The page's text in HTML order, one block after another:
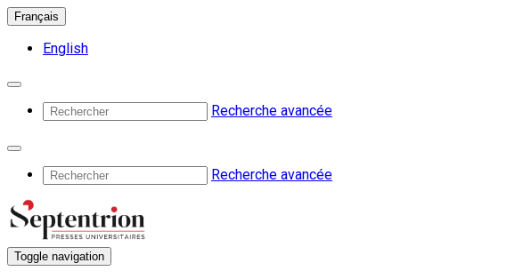
Français
English
Recherche avancée
Recherche avancée
Toggle navigation